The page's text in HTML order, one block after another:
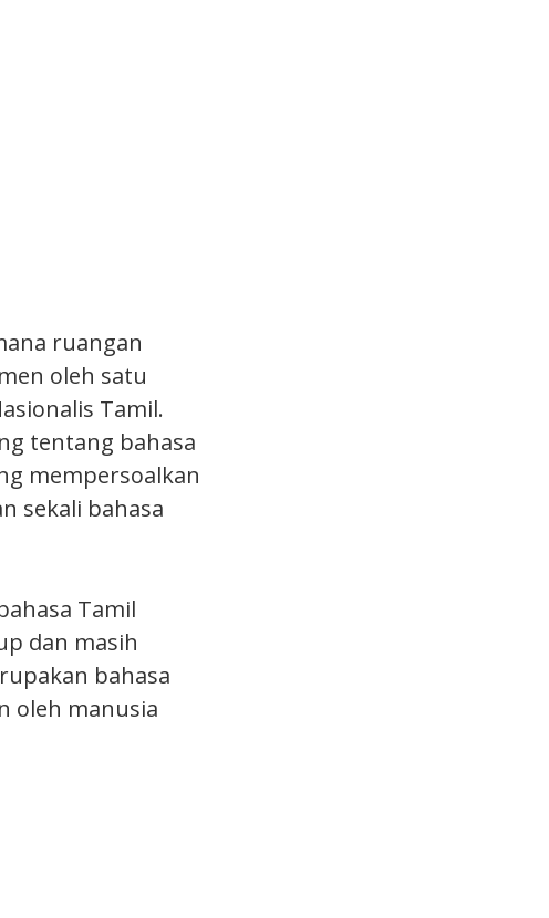
ruangan
oleh satu
Tamil.
tentang bahasa
mempersoalkan
sekali bahasa
Tamil
dan masih
bahasa
oleh manusia